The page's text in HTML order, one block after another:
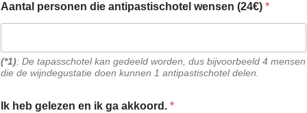
Aantal personen die antipastischotel wensen (24€) *
(*1): De tapasschotel kan gedeeld worden, dus bijvoorbeeld 4 mensen
die de wijndegustatie doen kunnen 1 antipastischotel delen.
Ik heb gelezen en ik ga akkoord. *